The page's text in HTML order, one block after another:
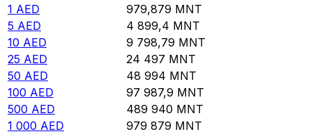
1 AED 979,879 MNT
5 AED 4 899,4 MNT
10 AED 9 798,79 MNT
25 AED 24 497 MNT
50 AED 48 994 MNT
100 AED 97 987,9 MNT
500 AED 489 940 MNT
1 000 AED 979 879 MNT